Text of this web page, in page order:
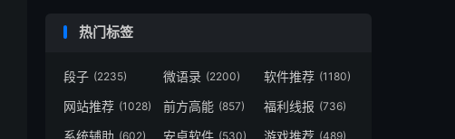
热门标签
段子 (2235) 微语录 (2200) 软件推荐 (1180)
网站推荐 (1028) 前方高能 (857) 福利线报 (736)
系统辅助 (602) 安卓软件 (530) 游戏推荐 (489)